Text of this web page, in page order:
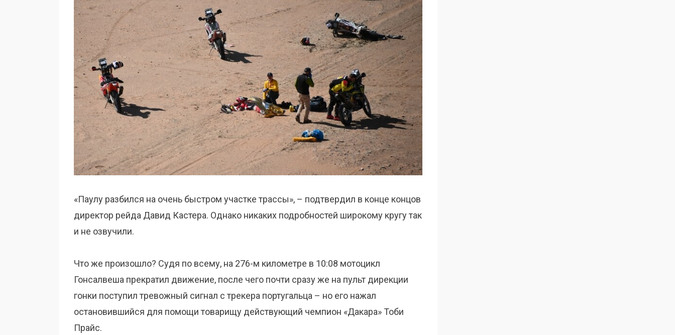
«Паулу разбился на очень быстром участке трассы», – подтвердил в конце концов
директор рейда Давид Кастера. Однако никаких подробностей широкому кругу так
и не озвучили.
Что же произошло? Судя по всему, на 276-м километре в 10:08 мотоцикл
Гонсалвеша прекратил движение, после чего почти сразу же на пульт дирекции
гонки поступил тревожный сигнал с трекера португальца – но его нажал
остановившийся для помощи товарищу действующий чемпион «Дакара» Тоби
Прайс.